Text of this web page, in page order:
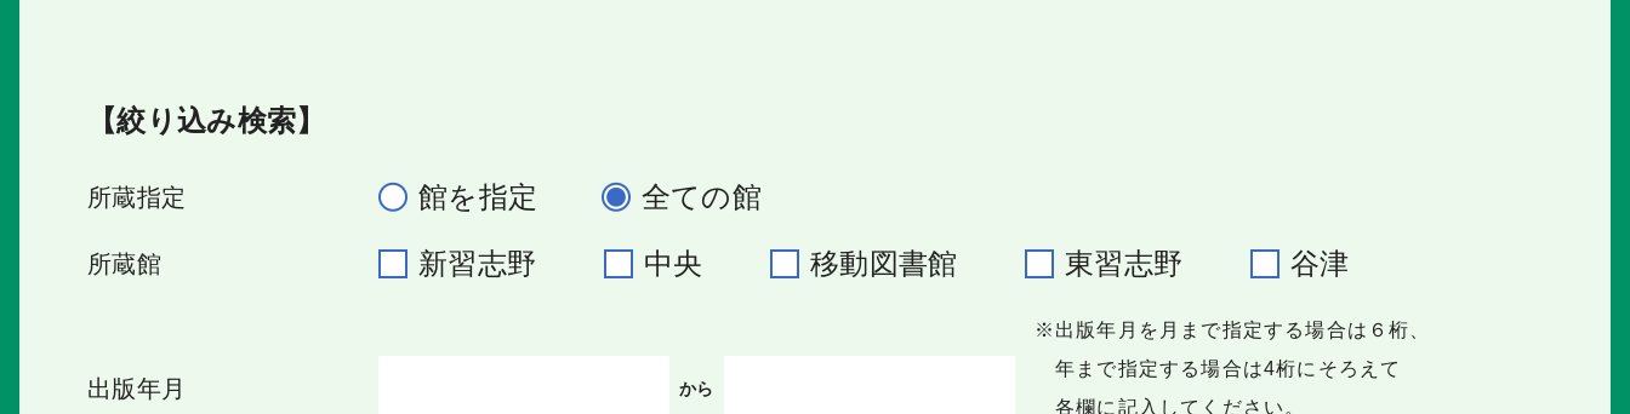
【絞り込み検索】
所蔵指定 館を指定 全ての館
所蔵館 新習志野 中央 移動図書館 東習志野 谷津
出版年月 から
※出版年月を月まで指定する場合は６桁、
年まで指定する場合は4桁にそろえて
各欄に記入してください。